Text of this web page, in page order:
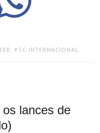
, SC INTERNACIONAL
lances de